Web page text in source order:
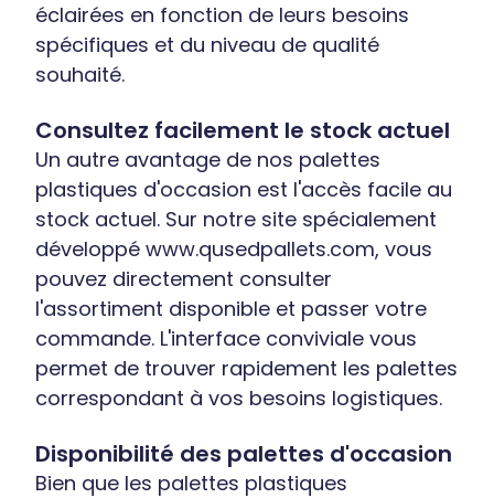
éclairées en fonction de leurs besoins
spécifiques et du niveau de qualité
souhaité.
Consultez facilement le stock actuel
Un autre avantage de nos palettes
plastiques d'occasion est l'accès facile au
stock actuel. Sur notre site spécialement
développé www.qusedpallets.com, vous
pouvez directement consulter
l'assortiment disponible et passer votre
commande. L'interface conviviale vous
permet de trouver rapidement les palettes
correspondant à vos besoins logistiques.
Disponibilité des palettes d'occasion
Bien que les palettes plastiques